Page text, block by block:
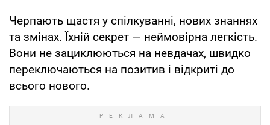
Черпають щастя у спілкуванні, нових знаннях
та змінах. Їхній секрет — неймовірна легкість.
Вони не зациклюються на невдачах, швидко
переключаються на позитив і відкриті до
всього нового.